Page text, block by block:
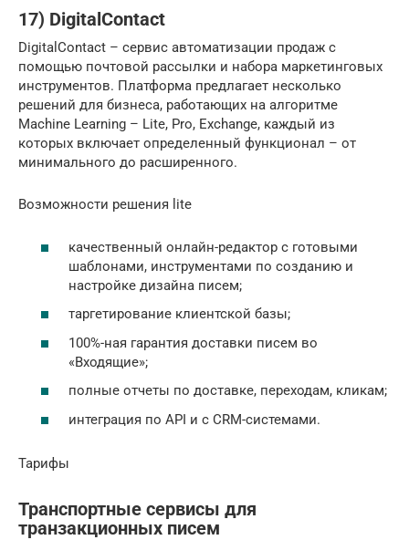
17) DigitalContact
DigitalContact – сервис автоматизации продаж с
помощью почтовой рассылки и набора маркетинговых
инструментов. Платформа предлагает несколько
решений для бизнеса, работающих на алгоритме
Machine Learning – Lite, Pro, Exchange, каждый из
которых включает определенный функционал – от
минимального до расширенного.
Возможности решения lite
качественный онлайн-редактор с готовыми
шаблонами, инструментами по созданию и
настройке дизайна писем;
таргетирование клиентской базы;
100%-ная гарантия доставки писем во
«Входящие»;
полные отчеты по доставке, переходам, кликам;
интеграция по API и с CRM-системами.
Тарифы
Транспортные сервисы для
транзакционных писем